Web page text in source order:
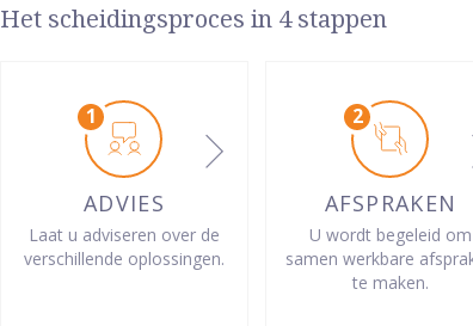
Het scheidingsproces in 4 stappen
ADVIES
Laat u adviseren over de
verschillende oplossingen.
AFSPRAKEN
U wordt begeleid om
samen werkbare
te maken.